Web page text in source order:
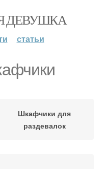
ДЕВУШКА
статьи
Шкафчики для
раздевалок